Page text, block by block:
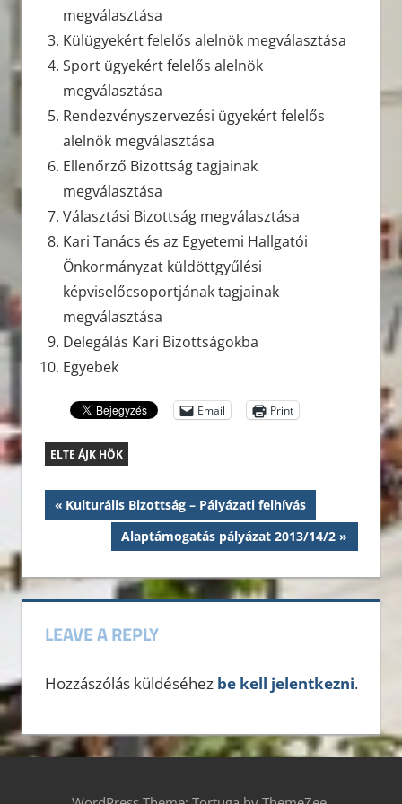
megválasztása
Külügyekért felelős alelnök megválasztása
Sport ügyekért felelős alelnök
megválasztása
Rendezvényszervezési ügyekért felelős
alelnök megválasztása
Ellenőrző Bizottság tagjainak
megválasztása
Választási Bizottság megválasztása
Kari Tanács és az Egyetemi Hallgatói
Önkormányzat küldöttgyűlési
képviselőcsoportjának tagjainak
megválasztása
Delegálás Kari Bizottságokba
Egyebek
Email Print
ELTE ÁJK HÖK
Bejegyzés
navigáció
Previous
Post:
Kulturális Bizottság – Pályázati felhívás
Next
Post:
Alaptámogatás pályázat 2013/14/2
LEAVE A REPLY
Hozzászólás küldéséhez be kell jelentkezni.